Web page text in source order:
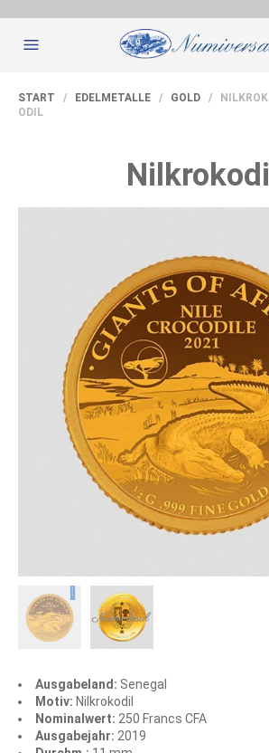
START / EDELMETALLE / GOLD / NILKROK
ODIL
Nilkrokodil
Ausgabeland: Senegal
Motiv: Nilkrokodil
Nominalwert: 250 Francs CFA
Ausgabejahr: 2019